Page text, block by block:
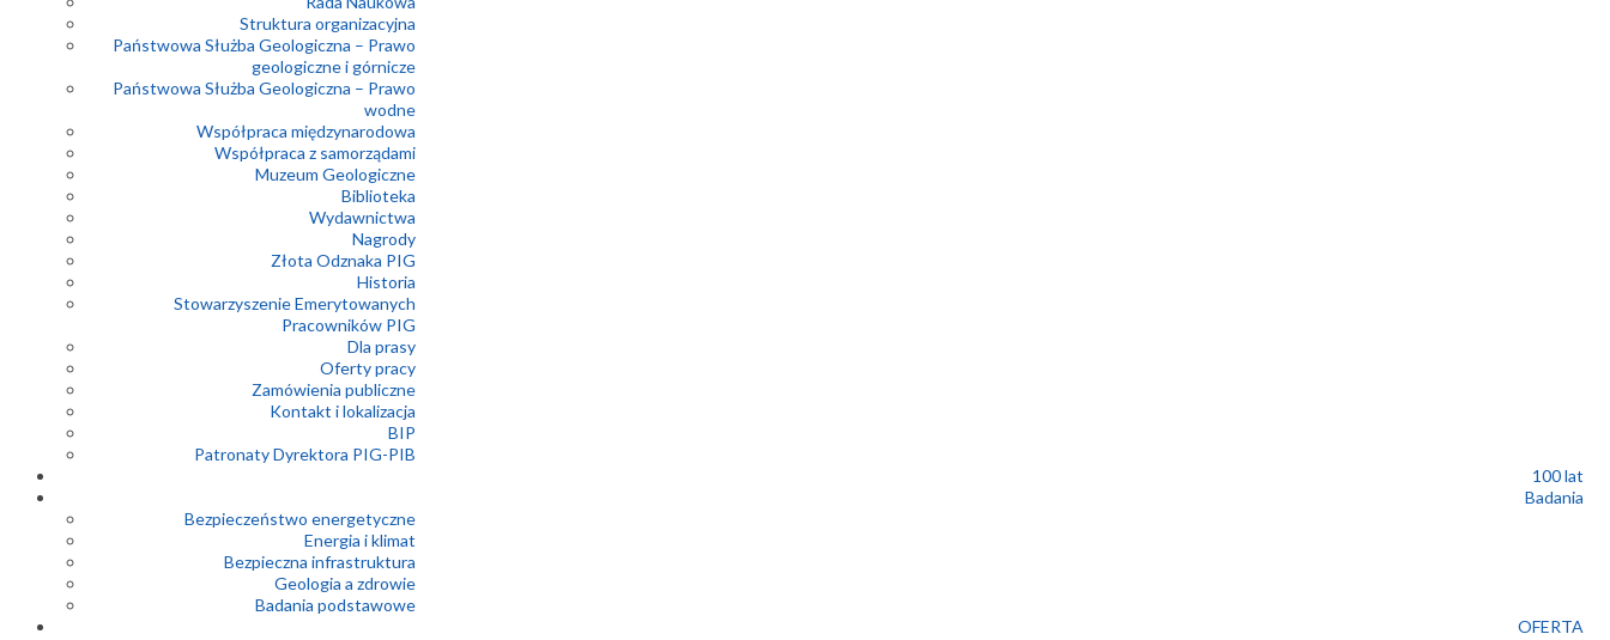
Struktura organizacyjna
Państwowa Służba Geologiczna – Prawo
geologiczne i górnicze
Państwowa Służba Geologiczna – Prawo
wodne
Współpraca międzynarodowa
Współpraca z samorządami
Muzeum Geologiczne
Biblioteka
Wydawnictwa
Nagrody
Złota Odznaka PIG
Historia
Stowarzyszenie Emerytowanych
Pracowników PIG
Dla prasy
Oferty pracy
Zamówienia publiczne
Kontakt i lokalizacja
BIP
Patronaty Dyrektora PIG-PIB
100 lat
Badania
Bezpieczeństwo energetyczne
Energia i klimat
Bezpieczna infrastruktura
Geologia a zdrowie
Badania podstawowe
OFERTA